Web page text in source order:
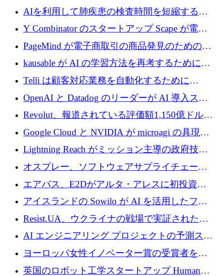
AIを利用して肺疾患の検査時間を短縮する英
国のヘルステック挑戦者が1900万ドルを獲得
Y Combinator のスタートアップ Scape が電子
メールを再考するために 320 万ドルを調達し
てステルスから浮上
PageMind が電子商取引の商品発見のための
AI を拡張するために 120 万ユーロを調達
kausable が AI の学習方法を再考するために
1,200 万ユーロを調達
Telli は顧客対応業務を自動化するために
1,500 万ドルのシードを確保
OpenAI と Datadog のリーダーが AI 導入スタ
ートアップ Arrakis を支援
Revolut、報道されている評価額1,150億ドルで
の新たな二次株式売却を確認
Google Cloud と NVIDIA が microagi の具現化
された AI の野望を推進
Lightning Reach がミッション主導の政府技術
グループとしてポートフォリオを拡大し ETG
に買収
オスプレー、ソフトウェアサプライチェーン
攻撃を阻止するために265万ドルを確保
エアバス、E2Dがアルタ・アレスに初投資、
欧州防衛技術ファンドに5億ユーロを拠出
アイスランドの Sowilo が AI を活用したファ
ッション製品インテリジェンス プラットフォ
ームを拡大するためにプレシードを調達
Resist.UA、ウクライナの戦場で実証された防
衛技術を拡大するために5,000万ユーロの欧州
基金を立ち上げる
AI エンジニアリング プロジェクトの予測スタ
ートアップ Cascade が a16z アクセラレータか
らの支援を獲得
ヨーロッパ女性イノベーター賞の受賞者を紹
介します
英国のロボット工学スタートアップ Humanoid